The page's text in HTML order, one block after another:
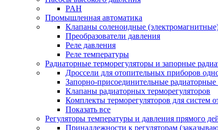
PAH
Промышленная автоматика
Клапаны соленоидные
Преобразователи давления
Реле давления
Реле температуры
Радиаторные терморегуляторы и запорные
Дроссели для отопительных приборов
Запорно-присоединительные
Клапаны радиаторных терморегуляторов
Комплекты терморегуляторов для систем
Показать все
Регуляторы температуры и давления прямого
Принадлежности к регуляторам